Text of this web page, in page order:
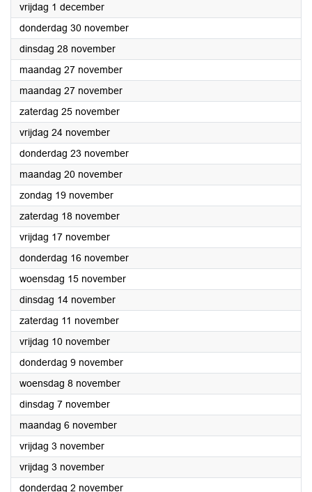
vrijdag 1 december2023
donderdag 30 november2023
dinsdag 28 november2023
maandag 27 november2023
maandag 27 november2023
zaterdag 25 november2023
vrijdag 24 november2023
donderdag 23 november2023
maandag 20 november2023
zondag 19 november2023
zaterdag 18 november2023
vrijdag 17 november2023
donderdag 16 november2023
woensdag 15 november2023
dinsdag 14 november2023
zaterdag 11 november2023
vrijdag 10 november2023
donderdag 9 november2023
woensdag 8 november2023
dinsdag 7 november2023
maandag 6 november2023
vrijdag 3 november2023
vrijdag 3 november2023
donderdag 2 november2023